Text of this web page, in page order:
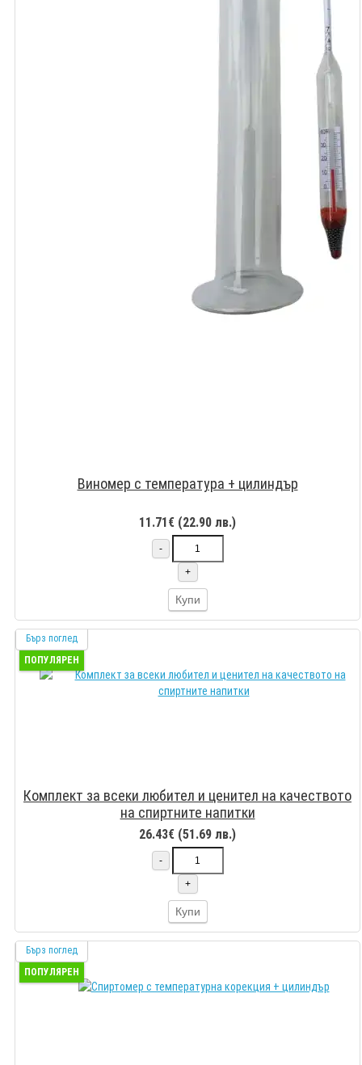
Виномер с температура + цилиндър
11.71€ (22.90 лв.)
-
+
Купи
Бърз поглед
ПОПУЛЯРЕН
Комплект за всеки любител и ценител на качеството
на спиртните напитки
26.43€ (51.69 лв.)
-
+
Купи
Бърз поглед
ПОПУЛЯРЕН